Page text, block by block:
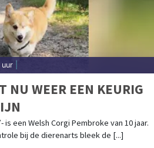
NU WEER EEN KEURIG
is een Welsh Corgi Pembroke van 10 jaar.
bij de dierenarts bleek de [...]